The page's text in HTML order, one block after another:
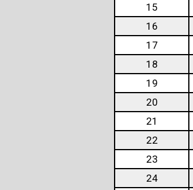
15
16
17
18
19
20
21
22
23
24